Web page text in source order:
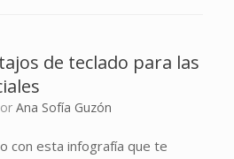
de teclado para las
Ana Sofía Guzón
con esta infografía que te